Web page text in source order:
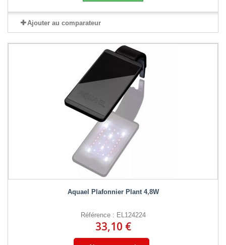
Ajouter au comparateur
Aquael Plafonnier Plant 4,8W
Référence : EL124224
33,10 €